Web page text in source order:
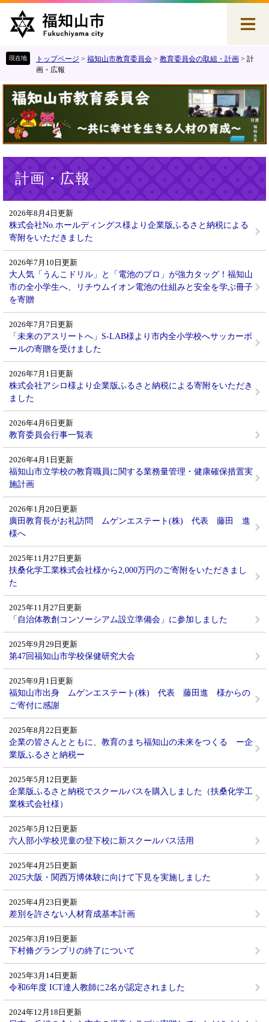
で
ば
へ
トップページ > 福知山市教育委員会 > 教育委員会の取組・計画 > 計
画・広報
計画・広報
2026年8月4日更新
株式会社No.ホールディングス様より企業版ふるさと納税による
寄附をいただきました
2026年7月10日更新
大人気「うんこドリル」と「電池のプロ」が強力タッグ！福知山
市の全小学生へ、リチウムイオン電池の仕組みと安全を学ぶ冊子
を寄贈
2026年7月7日更新
「未来のアスリートへ」S-LAB様より市内全小学校へサッカーボ
ールの寄贈を受けました
2026年7月1日更新
株式会社アシロ様より企業版ふるさと納税による寄附をいただき
ました
2026年4月6日更新
教育委員会行事一覧表
2026年4月1日更新
福知山市立学校の教育職員に関する業務量管理・健康確保措置実
施計画
2026年1月20日更新
廣田教育長がお礼訪問 ムゲンエステート(株) 代表 藤田 進
様へ
2025年11月27日更新
扶桑化学工業株式会社様から2,000万円のご寄附をいただきまし
た
2025年11月27日更新
「自治体教創コンソーシアム設立準備会」に参加しました
2025年9月29日更新
第47回福知山市学校保健研究大会
2025年9月1日更新
福知山市出身 ムゲンエステート(株) 代表 藤田進 様からの
ご寄付に感謝
2025年8月22日更新
企業の皆さんとともに、教育のまち福知山の未来をつくる ー企
業版ふるさと納税ー
2025年5月12日更新
企業版ふるさと納税でスクールバスを購入しました（扶桑化学工
業株式会社様）
2025年5月12日更新
六人部小学校児童の登下校に新スクールバス活用
2025年4月25日更新
2025大阪・関西万博体験に向けて下見を実施しました
2025年4月23日更新
差別を許さない人材育成基本計画
2025年3月19日更新
下村脩グランプリの終了について
2025年3月14日更新
令和6年度 ICT達人教師に2名が認定されました
2024年12月18日更新